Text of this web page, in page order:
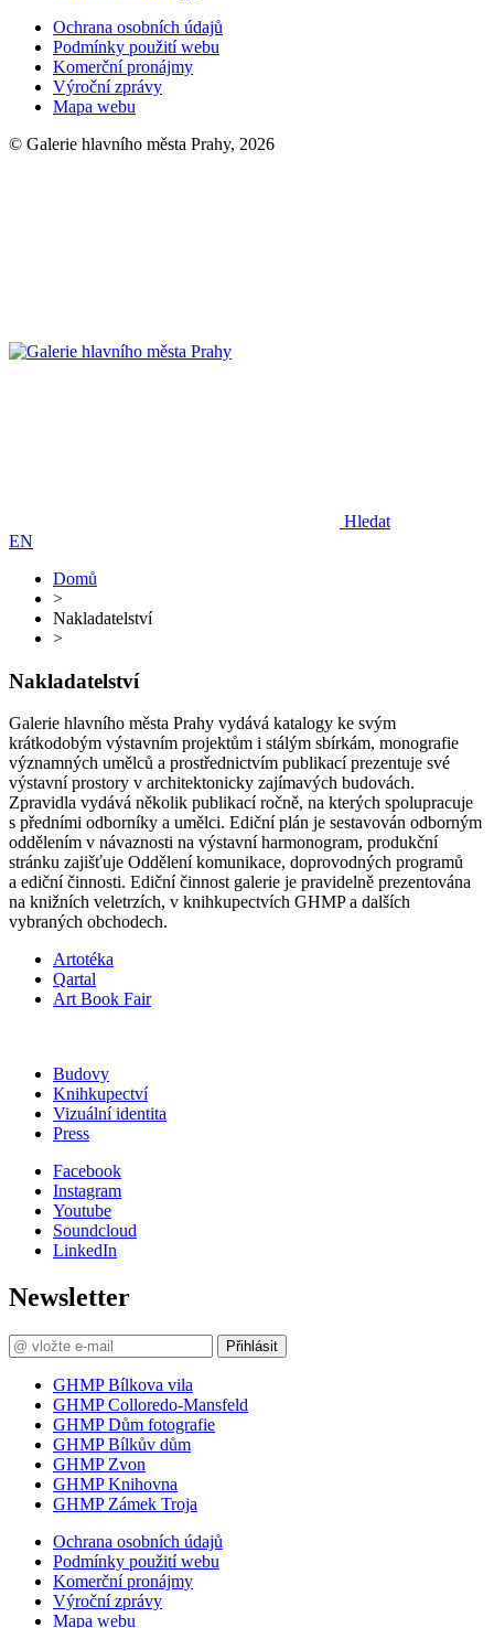
Ochrana osobních údajů
Podmínky použití webu
Komerční pronájmy
Výroční zprávy
Mapa webu
© Galerie hlavního města Prahy, 2026
Hledat
EN
Domů
>
Nakladatelství
>
Nakladatelství
Galerie hlavního města Prahy vydává katalogy ke svým
krátkodobým výstavním projektům i stálým sbírkám, monografie
významných umělců a prostřednictvím publikací prezentuje své
výstavní prostory v architektonicky zajímavých budovách.
Zpravidla vydává několik publikací ročně, na kterých spolupracuje
s předními odborníky a umělci. Ediční plán je sestavován odborným
oddělením v návaznosti na výstavní harmonogram, produkční
stránku zajišťuje Oddělení komunikace, doprovodných programů
a ediční činnosti. Ediční činnost galerie je pravidelně prezentována
na knižních veletrzích, v knihkupectvích GHMP a dalších
vybraných obchodech.
Artotéka
Qartal
Art Book Fair
Budovy
Knihkupectví
Vizuální identita
Press
Facebook
Instagram
Youtube
Soundcloud
LinkedIn
Newsletter
Přihlásit
GHMP Bílkova vila
GHMP Colloredo-Mansfeld
GHMP Dům fotografie
GHMP Bílkův dům
GHMP Zvon
GHMP Knihovna
GHMP Zámek Troja
Ochrana osobních údajů
Podmínky použití webu
Komerční pronájmy
Výroční zprávy
Mapa webu